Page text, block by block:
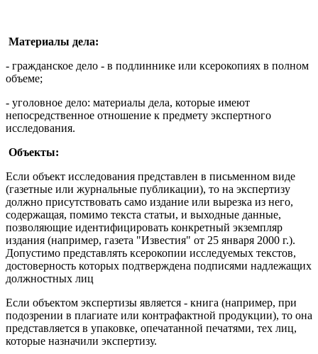
Материалы дела:
- гражданское дело - в подлиннике или ксерокопиях в полном
объеме;
- уголовное дело: материалы дела, которые имеют
непосредственное отношение к предмету экспертного
исследования.
Объекты:
Если объект исследования представлен в письменном виде
(газетные или журнальные публикации), то на экспертизу
должно присутствовать само издание или вырезка из него,
содержащая, помимо текста статьи, и выходные данные,
позволяющие идентифицировать конкретный экземпляр
издания (например, газета "Известия" от 25 января 2000 г.).
Допустимо представлять ксерокопии исследуемых текстов,
достоверность которых подтверждена подписями надлежащих
должностных лиц
Если объектом экспертизы является - книга (например, при
подозрении в плагиате или контрафактной продукции), то она
представляется в упаковке, опечатанной печатями, тех лиц,
которые назначили экспертизу.